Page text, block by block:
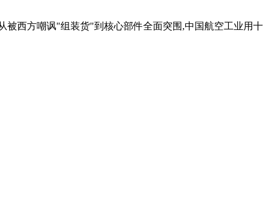
被西方嘲讽"组装货"到核心部件全面突围,中国航空工业用十